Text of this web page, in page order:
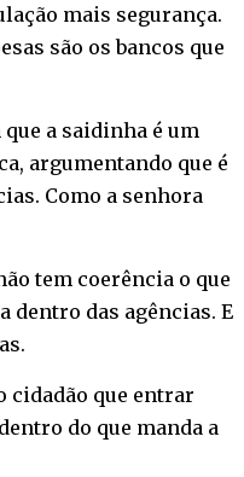
mais segurança.
são os bancos que
a saidinha é um
argumentando que é
Como a senhora
tem coerência o que
dentro das agências. E
cidadão que entrar
do que manda a